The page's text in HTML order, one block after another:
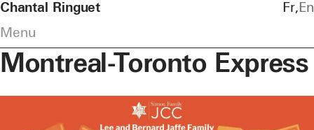
Chantal Ringuet
Menu
Fr En
Montreal-Toronto Express